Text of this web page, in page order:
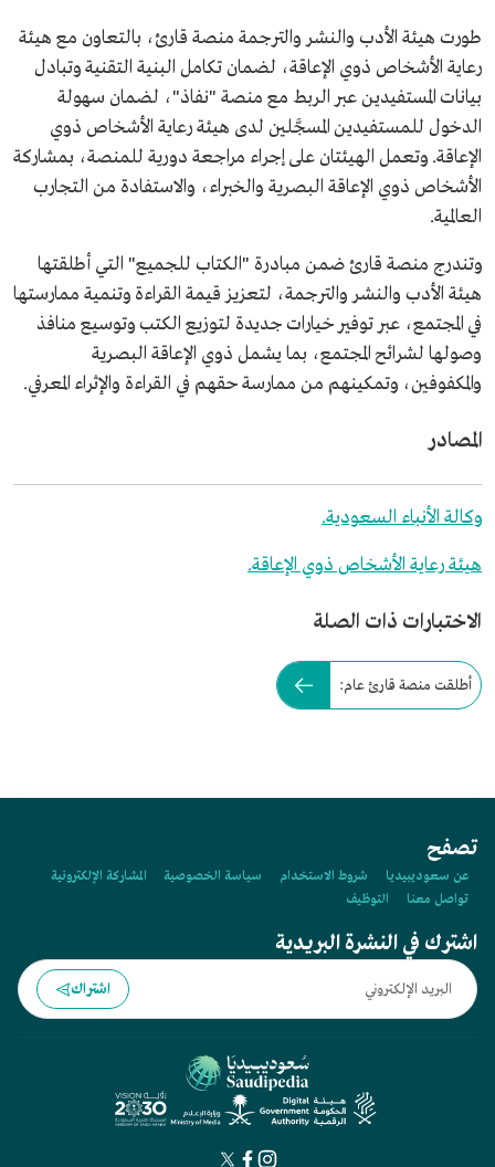
طورت هيئة الأدب والنشر والترجمة منصة قارئ، بالتعاون مع هيئة
رعاية الأشخاص ذوي الإعاقة، لضمان تكامل البنية التقنية وتبادل
بيانات المستفيدين عبر الربط مع منصة "نفاذ"، لضمان سهولة
الدخول للمستفيدين المسجَّلين لدى هيئة رعاية الأشخاص ذوي
الإعاقة. وتعمل الهيئتان على إجراء مراجعة دورية للمنصة، بمشاركة
الأشخاص ذوي الإعاقة البصرية والخبراء، والاستفادة من التجارب
العالمية.
وتندرج منصة قارئ ضمن مبادرة "الكتاب للجميع" التي أطلقتها
هيئة الأدب والنشر والترجمة، لتعزيز قيمة القراءة وتنمية ممارستها
في المجتمع، عبر توفير خيارات جديدة لتوزيع الكتب وتوسيع منافذ
وصولها لشرائح المجتمع، بما يشمل ذوي الإعاقة البصرية
والمكفوفين، وتمكينهم من ممارسة حقهم في القراءة والإثراء المعرفي.
المصادر
وكالة الأنباء السعودية.
هيئة رعاية الأشخاص ذوي الإعاقة.
الاختبارات ذات الصلة
أطلقت منصة قارئ عام:
تصفح
عن سعوديبيديا شروط الاستخدام سياسة الخصوصية
المشاركة الإلكترونية
تواصل معنا
التوظيف
اشترك في النشرة البريدية
اشتراك